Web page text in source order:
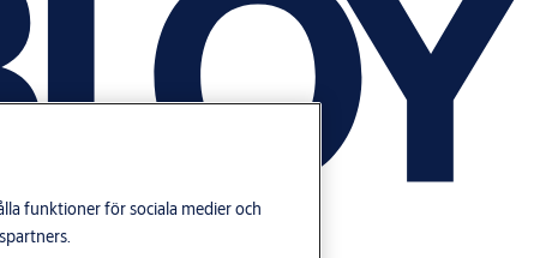
funktioner för sociala medier och